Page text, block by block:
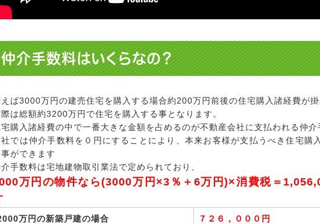
仲介手数料はいくらなの？
ば3000万円の建売住宅を購入する場合約200万円前後の住宅購入諸経費が掛
は総額約3200万円で住宅を購入する事となります。
購入諸経費の中で一番大きな金額を占めるのが不動産会社に支払われる仲介
社では仲介手数料を０円にすることにより、本来お客様が支払うべき住宅購
事ができます
手数料は宅地建物取引業法で定められており、
万円の物件なら(3000万円×3％＋6万円)×消費税＝
万円の新築戸建の場合 ７２６，０００円